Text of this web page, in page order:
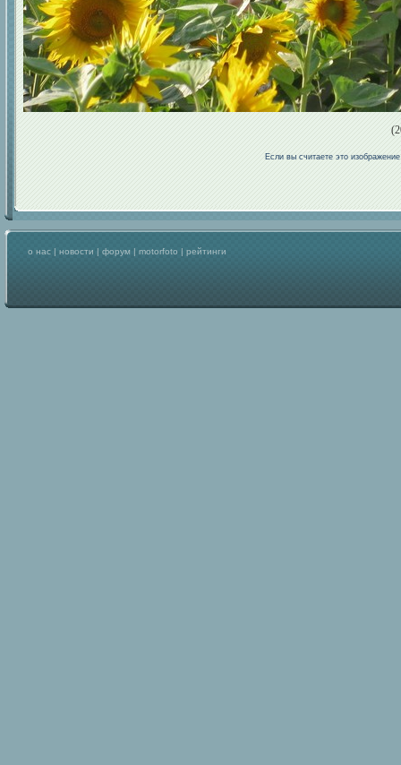
Если вы считаете это
о нас | новости | форум | motorfoto | рейтинги